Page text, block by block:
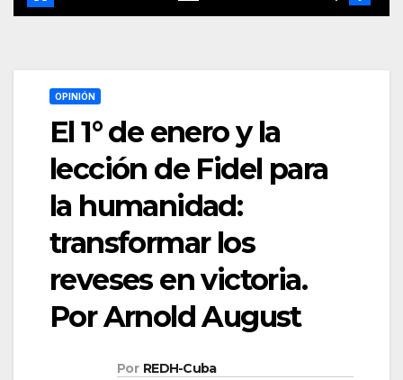
OPINIÓN
El 1° de enero y la
lección de Fidel para
la humanidad:
transformar los
reveses en victoria.
Por Arnold August
Por REDH-Cuba